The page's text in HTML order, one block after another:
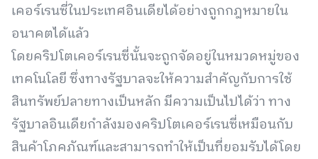
เคอร์เรนซี่ในประเทศอินเดียได้อย่างถูกกฎหมายใน
อนาคตได้แล้ว
โดยคริปโตเคอร์เรนซี่นั้นจะถูกจัดอยู่ในหมวดหมู่ของ
เทคโนโลยี ซึ่งทางรัฐบาลจะให้ความสำคัญกับการใช้
สินทรัพย์ปลายทางเป็นหลัก มีความเป็นไปได้ว่า ทาง
รัฐบาลอินเดียกำลังมองคริปโตเคอร์เรนซี่เหมือนกับ
สินค้าโภคภัณฑ์และสามารถทำให้เป็นที่ยอมรับได้โดย